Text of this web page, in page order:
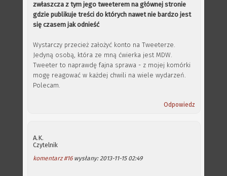
zwłaszcza z tym jego tweeterem na głównej stronie
gdzie publikuje treści do których nawet nie bardzo jest
się czasem jak odnieść
Wystarczy przecież założyć konto na Tweeterze.
Jedyną osobą, która ze mną ćwierka jest MDW.
Tweeter to naprawdę fajna sprawa - z mojej komórki
mogę reagować w każdej chwili na wiele wydarzeń.
Polecam.
Odpowiedz
A.K.
Czytelnik
komentarz #16wysłany: 2013-11-15 02:49